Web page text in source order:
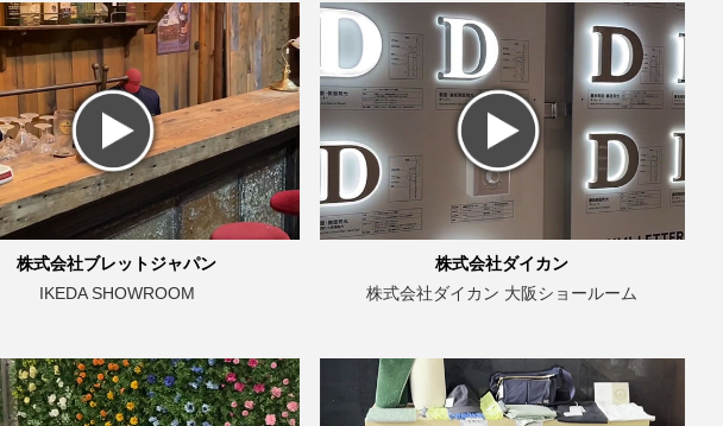
株式会社ブレットジャパン
IKEDA SHOWROOM
株式会社ダイカン
株式会社ダイカン 大阪ショールーム